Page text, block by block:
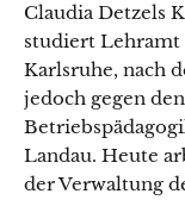
Claudia Detzels
studiert
Karlsruhe, nach
jedoch gegen
Landau. Heute
der Verwaltung